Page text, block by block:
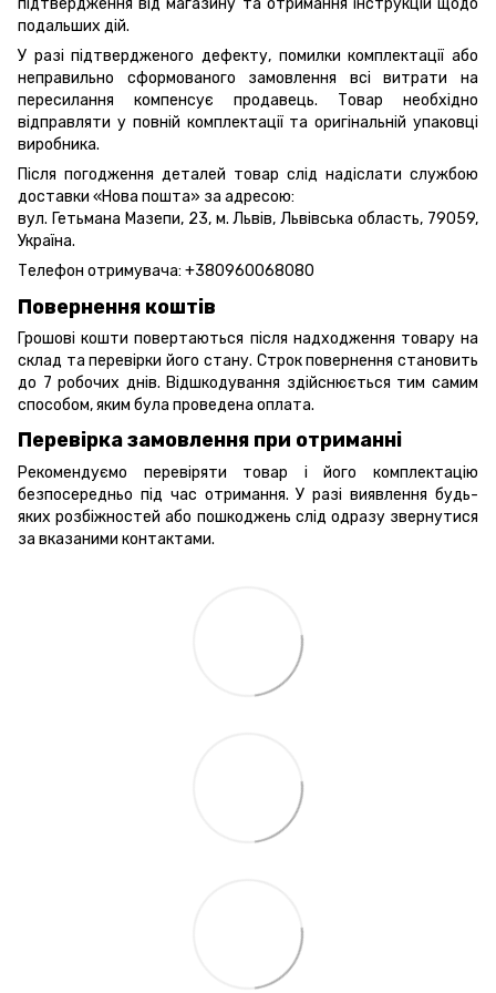
підтвердження від магазину та отримання інструкцій щодо
подальших дій.
У разі підтвердженого дефекту, помилки комплектації або
неправильно сформованого замовлення всі витрати на
пересилання компенсує продавець. Товар необхідно
відправляти у повній комплектації та оригінальній упаковці
виробника.
Після погодження деталей товар слід надіслати службою
доставки «Нова пошта» за адресою:
вул. Гетьмана Мазепи, 23, м. Львів, Львівська область, 79059,
Україна.
Телефон отримувача: +380960068080
Повернення коштів
Грошові кошти повертаються після надходження товару на
склад та перевірки його стану. Строк повернення становить
до 7 робочих днів. Відшкодування здійснюється тим самим
способом, яким була проведена оплата.
Перевірка замовлення при отриманні
Рекомендуємо перевіряти товар і його комплектацію
безпосередньо під час отримання. У разі виявлення будь-
яких розбіжностей або пошкоджень слід одразу звернутися
за вказаними контактами.